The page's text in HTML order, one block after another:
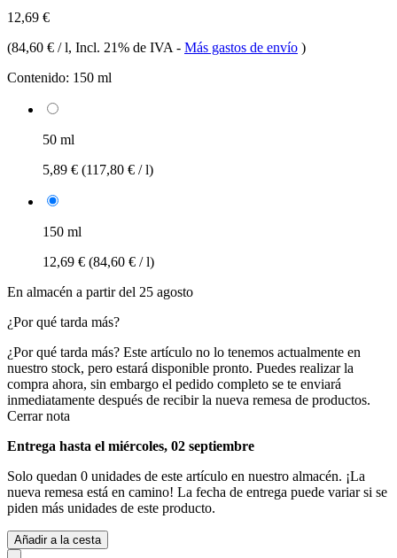
12,69 €
(84,60 € / l, Incl. 21% de IVA - Más gastos de envío )
Contenido: 150 ml
50 ml
5,89 € (117,80 € / l)
150 ml
12,69 € (84,60 € / l)
En almacén a partir del 25 agosto
¿Por qué tarda más?
¿Por qué tarda más? Este artículo no lo tenemos actualmente en
nuestro stock, pero estará disponible pronto. Puedes realizar la
compra ahora, sin embargo el pedido completo se te enviará
inmediatamente después de recibir la nueva remesa de productos.
Cerrar nota
Entrega hasta el miércoles, 02 septiembre
Solo quedan 0 unidades de este artículo en nuestro almacén. ¡La
nueva remesa está en camino! La fecha de entrega puede variar si se
piden más unidades de este producto.
Añadir a la cesta